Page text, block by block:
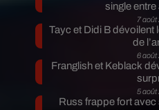
single entre
7 août
Tayc et Didi B dévoilent
de
6 août
Franglish et Keblack
5 août
Russ frappe fort avec